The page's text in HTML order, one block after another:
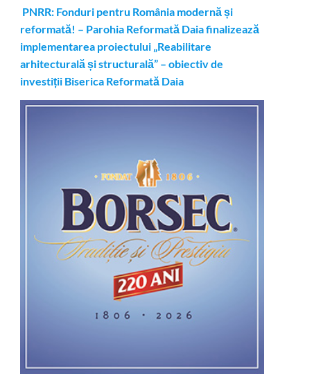
PNRR: Fonduri pentru România modernă și
reformată! – Parohia Reformată Daia finalizează
implementarea proiectului „Reabilitare
arhitecturală și structurală” – obiectiv de
investiții Biserica Reformată Daia